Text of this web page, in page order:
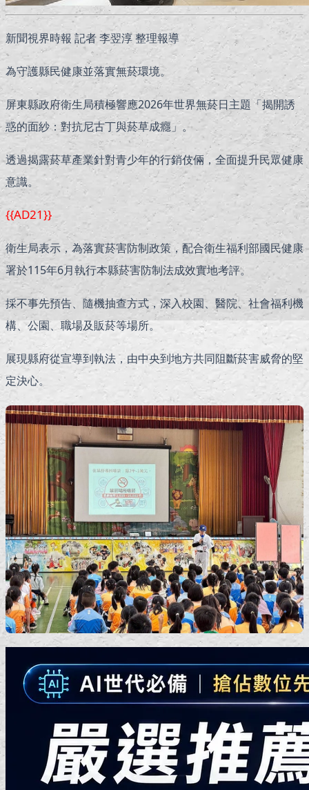
新聞視界時報 記者 李翌淳 整理報導
為守護縣民健康並落實無菸環境。
屏東縣政府衛生局積極響應2026年世界無菸日主題「揭開誘
惑的面紗：對抗尼古丁與菸草成癮」。
透過揭露菸草產業針對青少年的行銷伎倆，全面提升民眾健康
意識。
{{AD21}}
衛生局表示，為落實菸害防制政策，配合衛生福利部國民健康
署於115年6月執行本縣菸害防制法成效實地考評。
採不事先預告、隨機抽查方式，深入校園、醫院、社會福利機
構、公園、職場及販菸等場所。
展現縣府從宣導到執法，由中央到地方共同阻斷菸害威脅的堅
定決心。